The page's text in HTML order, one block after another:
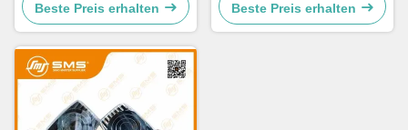
Beste Preis erhalten
Beste Preis erhalten